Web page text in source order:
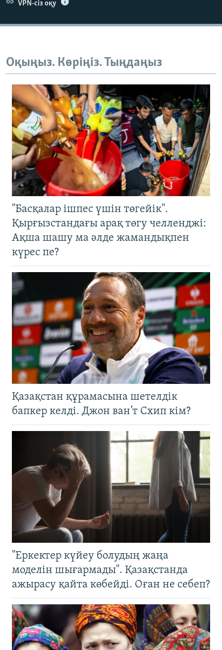
VPN-сіз оқу
Оқыңыз. Көріңіз. Тыңдаңыз
"Басқалар ішпес үшін төгейік".
Қырғызстандағы арақ төгу челленджі:
Ақша шашу ма әлде жамандықпен
күрес пе?
Қазақстан құрамасына шетелдік
бапкер келді. Джон ван’т Схип кім?
"Еркектер күйеу болудың жаңа
моделін шығармады". Қазақстанда
ажырасу қайта көбейді. Оған не себеп?